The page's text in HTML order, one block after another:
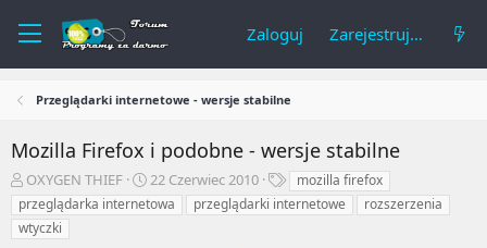
Zaloguj Zarejestruj się
Przeglądarki internetowe - wersje stabilne
Mozilla Firefox i podobne - wersje stabilne
A
u
t
o
OXYGEN THIEF
R
o
z
22 Czerwiec 2010
T
a
g
mozilla firefox
przeglądarka internetowa
przeglądarki internetowe
rozszerzenia
wtyczki